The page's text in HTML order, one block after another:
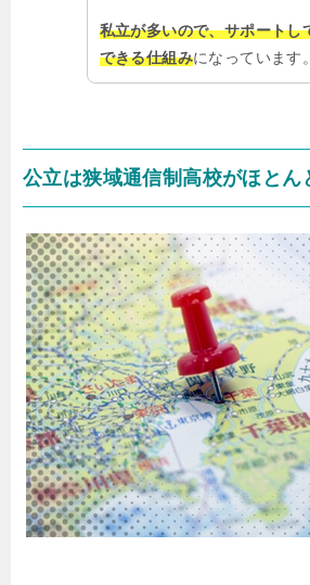
私立が多いので、サポートし
できる仕組みになっています。
公立は狭域通信制高校がほとん